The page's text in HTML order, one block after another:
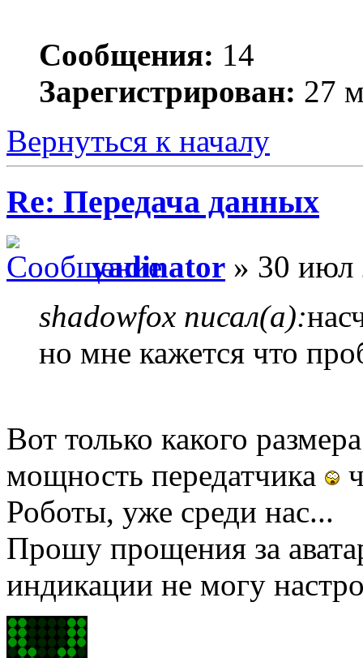
Сообщения: 14
Зарегистрирован: 27
Вернуться к началу
Re: Передача данных
vadinator » 30 июл
shadowfox писал(а):
но мне кажется что
Вот только какого
мощность передатчика
Роботы, уже среди нас...
Прошу прощения за
индикации не могу